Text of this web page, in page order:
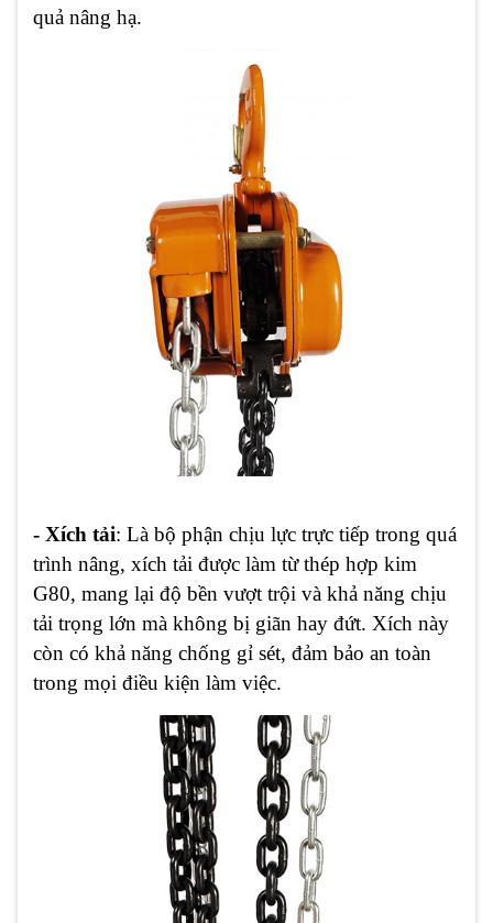
quả nâng hạ.
- Xích tải: Là bộ phận chịu lực trực tiếp trong quá
trình nâng, xích tải được làm từ thép hợp kim
G80, mang lại độ bền vượt trội và khả năng chịu
tải trọng lớn mà không bị giãn hay đứt. Xích này
còn có khả năng chống gỉ sét, đảm bảo an toàn
trong mọi điều kiện làm việc.